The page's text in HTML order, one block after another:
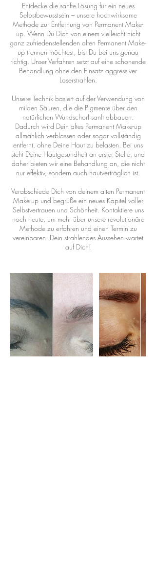
Entdecke die sanfte Lösung für ein neues
Selbstbewusstsein – unsere hochwirksame
Methode zur Entfernung von Permanent Make-
up. Wenn Du Dich von einem vielleicht nicht
ganz zufriedenstellenden alten Permanent Make-
up trennen möchtest, bist Du bei uns genau
richtig. Unser Verfahren setzt auf eine schonende
Behandlung ohne den Einsatz aggressiver
Laserstrahlen.
Unsere Technik basiert auf der Verwendung von
milden Säuren, die die Pigmente über den
natürlichen Wundschorf sanft abbauen.
Dadurch wird Dein altes Permanent Make-up
allmählich verblassen oder sogar vollständig
entfernt, ohne Deine Haut zu belasten. Bei uns
steht Deine Hautgesundheit an erster Stelle, und
daher bieten wir eine Behandlung an, die nicht
nur effektiv, sondern auch hautverträglich ist.
Verabschiede Dich von deinem alten Permanent
Make-up und begrüße ein neues Kapitel voller
Selbstvertrauen und Schönheit. Kontaktiere uns
noch heute, um mehr über unsere revolutionäre
Methode zu erfahren und einen Termin zu
vereinbaren. Dein strahlendes Aussehen wartet
auf Dich!